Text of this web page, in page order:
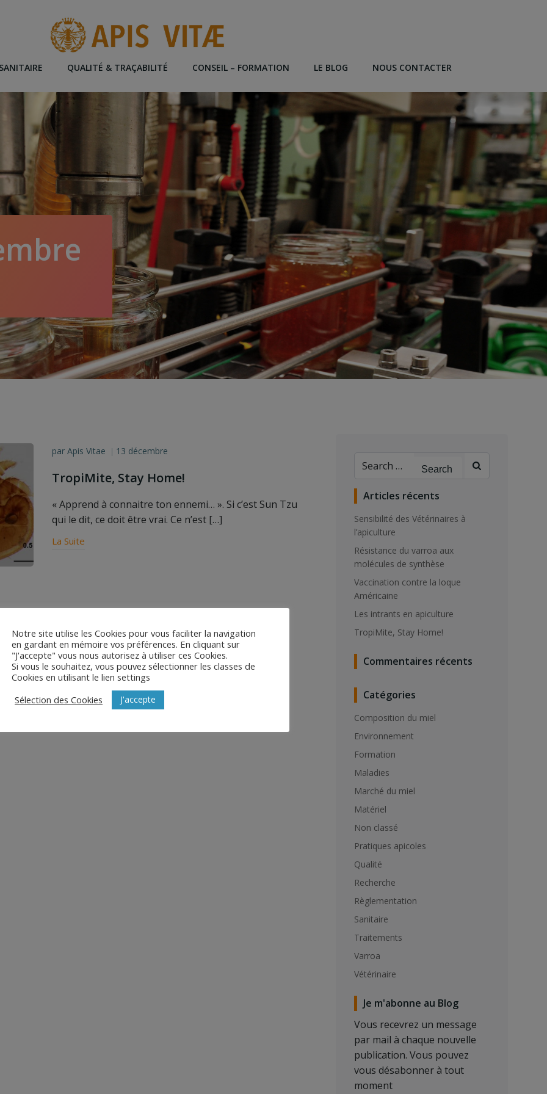
QUALITÉ & TRAÇABILITÉ CONSEIL – FORMATION LE BLOG NOUS CONTACTER
par Apis Vitae | 13 décembre
TropiMite, Stay Home!
« Apprend à connaitre ton ennemi… ». Si c’est Sun Tzu
qui le dit, ce doit être vrai. Ce n’est […]
La Suite
Search
Articles récents
Sensibilité des Vétérinaires à
l’apiculture
Résistance du varroa aux
molécules de synthèse
Vaccination contre la loque
Américaine
Les intrants en apiculture
TropiMite, Stay Home!
Commentaires récents
Catégories
Composition du miel
Environnement
Formation
Maladies
Marché du miel
Matériel
Non classé
Pratiques apicoles
Qualité
Recherche
Règlementation
Sanitaire
Traitements
Varroa
Vétérinaire
Je m'abonne au Blog
Vous recevrez un message
par mail à chaque nouvelle
publication. Vous pouvez
vous désabonner à tout
moment
Notre site utilise les Cookies pour vous faciliter la navigation
en gardant en mémoire vos préférences. En cliquant sur
"J'accepte" vous nous autorisez à utiliser ces Cookies.
Si vous le souhaitez, vous pouvez sélectionner les classes de
Cookies en utilisant le lien settings
Sélection des Cookies
J'accepte